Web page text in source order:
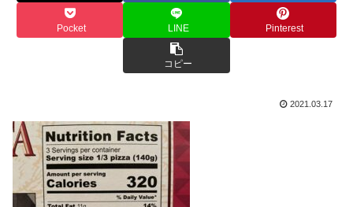
Pocket LINE Pinterest
コピー
2021.03.17